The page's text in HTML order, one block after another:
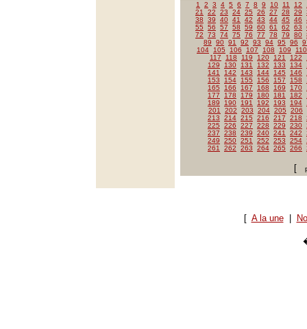
1 2 3 4 5 6 7 8 9 10 11 12
21
22 23 24 25 26 27 28 29
38
39 40 41 42 43 44 45 46
55
56 57 58 59 60 61 62 63
72
73 74 75 76 77 78 79 80
89
90 91 92 93 94 95 96
104
105 106 107 108 109
110
117
118 119 120 121 122
129
130 131 132 133 134
141
142 143 144 145 146
153
154 155 156 157 158
165
166 167 168 169 170
177
178 179 180 181 182
189
190 191 192 193 194
201
202 203 204 205
206
213
214 215 216 217 218
225
226 227 228 229 230
237
238 239 240 241 242
249
250 251 252 253 254
261
262 263 264 265 266
[
[ A la une|